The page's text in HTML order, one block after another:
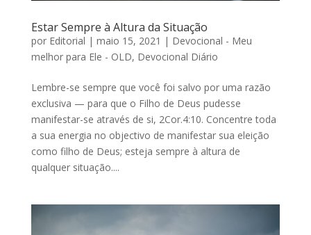
Estar Sempre à Altura da Situação
por Editorial | maio 15, 2021 | Devocional - Meu
melhor para Ele - OLD, Devocional Diário
Lembre-se sempre que você foi salvo por uma razão
exclusiva — para que o Filho de Deus pudesse
manifestar-se através de si, 2Cor.4:10. Concentre toda
a sua energia no objectivo de manifestar sua eleição
como filho de Deus; esteja sempre à altura de
qualquer situação....